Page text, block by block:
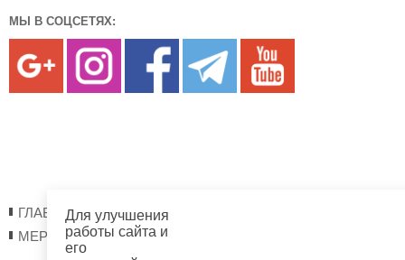
МЫ В СОЦСЕТЯХ:
ГЛАВНАЯ О НАС РЕГИСТРАЦИЯ
МЕРОПРИЯТИЯ
Для улучшения
работы сайта и
его